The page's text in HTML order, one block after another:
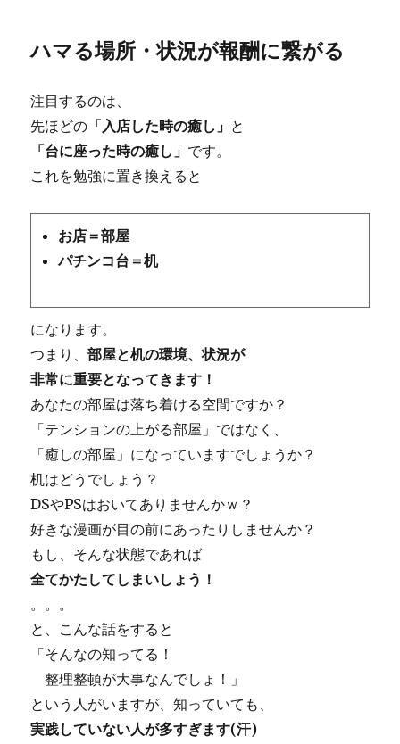
ハマる場所・状況が報酬に繋がる
注目するのは、
先ほどの 「入店した時の癒し」 と
「台に座った時の癒し」 です。
これを勉強に置き換えると
お店＝部屋
パチンコ台＝机
になります。
つまり、部屋と机の環境、状況が
非常に重要となってきます！
あなたの部屋は落ち着ける空間ですか？
「テンションの上がる部屋」ではなく、
「癒しの部屋」になっていますでしょうか？
机はどうでしょう？
DSやPSはおいてありませんかｗ？
好きな漫画が目の前にあったりしませんか？
もし、そんな状態であれば
全てかたしてしまいしょう！
。。。
と、こんな話をすると
「そんなの知ってる！
整理整頓が大事なんでしょ！」
という人がいますが、知っていても、
実践していない人が多すぎます(汗)